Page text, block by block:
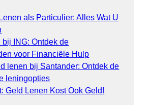
als Particulier: Alles Wat U
bij ING: Ontdek de
voor Financiële Hulp
lenen bij Santander: Ontdek de
leningopties
Geld Lenen Kost Ook Geld!